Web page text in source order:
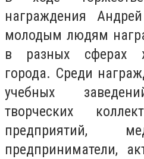
награждения
молодым людям
в разных сферах
города. Среди
учебных
творческих
предприятий,
предприниматели,